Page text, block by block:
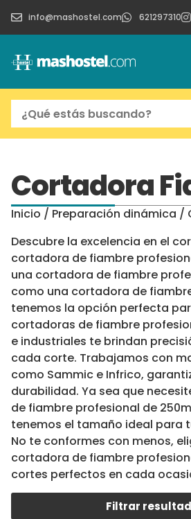
info@mashostel.com 621297310
Cortadora
Inicio / Preparación dinámica /
Descubre la excelencia en el
cortadora de fiambre
una cortadora de fiambre
como una cortadora de
tenemos la opción perfecta
cortadoras de fiambre
e industriales te brindan
cada corte. Trabajamos con
como Sammic e Infrico,
durabilidad. Ya sea que
de fiambre profesional de
tenemos el tamaño ideal para
No te conformes con menos,
cortadora de fiambre
cortes perfectos en cada
Filtrar